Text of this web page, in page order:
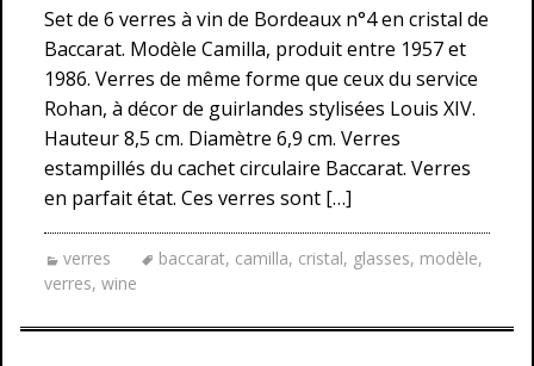
Set de 6 verres à vin de Bordeaux n°4 en cristal de
Baccarat. Modèle Camilla, produit entre 1957 et
1986. Verres de même forme que ceux du service
Rohan, à décor de guirlandes stylisées Louis XIV.
Hauteur 8,5 cm. Diamètre 6,9 cm. Verres
estampillés du cachet circulaire Baccarat. Verres
en parfait état. Ces verres sont […]
verres baccarat, camilla, cristal, glasses, modèle,
verres, wine